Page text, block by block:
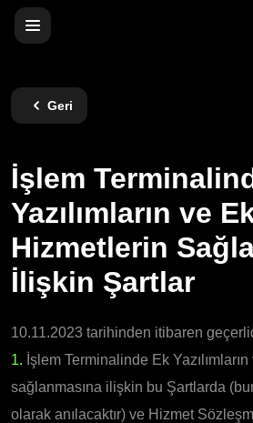
Geri
İşlem
Yazılımların ve
Hizmetlerin
İlişkin Şartlar
10.11.2023 tarihinden itibaren
1. İşlem Terminalinde Ek
sağlanmasına ilişkin bu Şartlarda
olarak anılacaktır) ve Hizmet